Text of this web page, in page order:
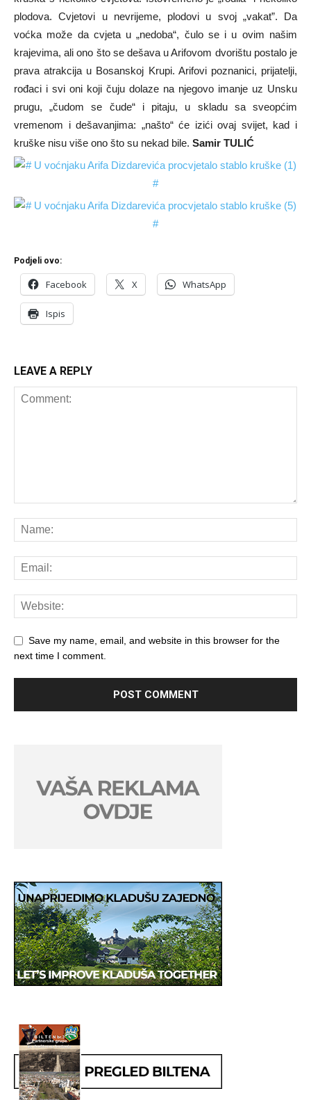
plodova. Cvjetovi u nevrijeme, plodovi u svoj „vakat”. Da
voćka može da cvjeta u „nedoba“, čulo se i u ovim našim
krajevima, ali ono što se dešava u Arifovom dvorištu postalo je
prava atrakcija u Bosanskoj Krupi. Arifovi poznanici, prijatelji,
rođaci i svi oni koji čuju dolaze na njegovo imanje uz Unsku
prugu, „čudom se čude“ i pitaju, u skladu sa sveopćim
vremenom i dešavanjima: „našto“ će izići ovaj svijet, kad i
kruške nisu više ono što su nekad bile. Samir TULIĆ
Podjeli ovo:
Facebook X WhatsApp
Ispis
LEAVE A REPLY
Save my name, email, and website in this browser for the
next time I comment.